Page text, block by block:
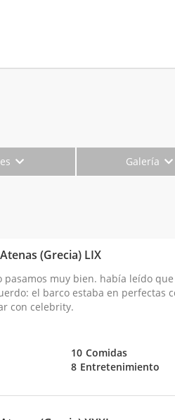
Galería
(Grecia) LIX
muy bien. había leído
el barco estaba en perfectas
con celebrity.
10 Comidas
8 Entretenimiento